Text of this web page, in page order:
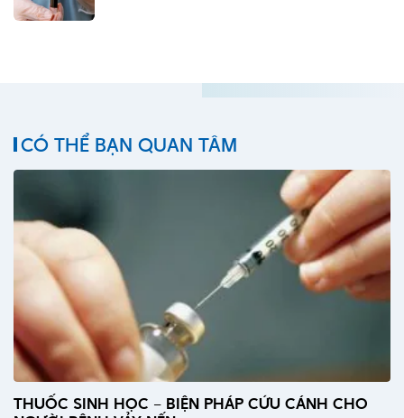
CÓ THỂ BẠN QUAN TÂM
THUỐC SINH HỌC – BIỆN PHÁP CỨU CÁNH CHO